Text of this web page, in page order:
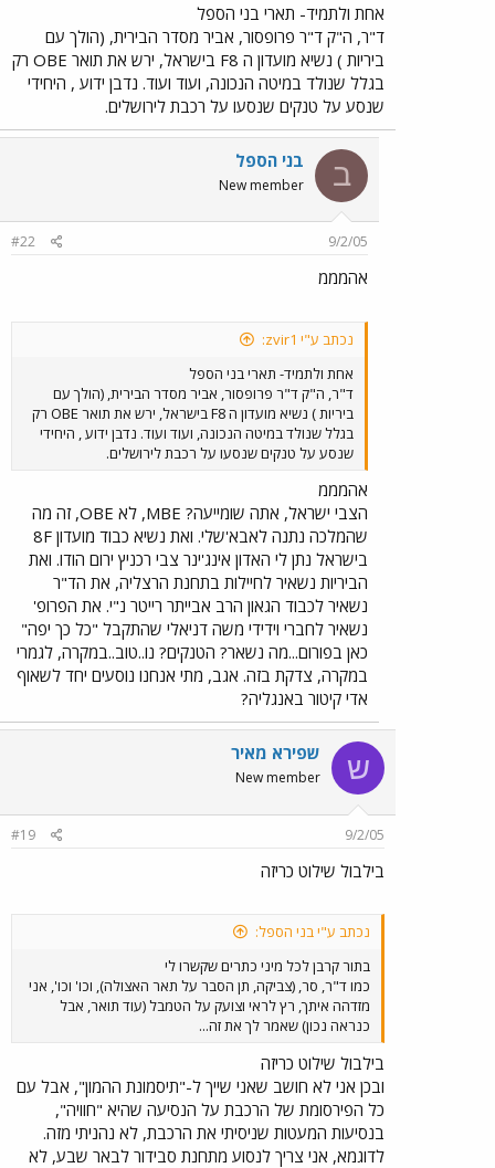
אחת ולתמיד- תארי בני הספל
ד"ר, ה"ק ד"ר פרופסור, אביר מסדר הבירית, (הולך עם
ביריות ) נשיא מועדון ה F8 בישראל, ירש את תואר OBE רק
בגלל שנולד במיטה הנכונה, ועוד ועוד. נדבן ידוע , היחידי
שנסע על טנקים שנסעו על רכבת לירושלים.
ב בני הספל
New member
9/2/05
#22
אהמממ
נכתב ע"י zvir1:
אחת ולתמיד- תארי בני הספל
ד"ר, ה"ק ד"ר פרופסור, אביר מסדר הבירית, (הולך עם
ביריות ) נשיא מועדון ה F8 בישראל, ירש את תואר OBE רק
בגלל שנולד במיטה הנכונה, ועוד ועוד. נדבן ידוע , היחידי
שנסע על טנקים שנסעו על רכבת לירושלים.
אהמממ
הצבי ישראל, אתה שומייעה? MBE, לא OBE, זה מה
שהמלכה נתנה לאבא'שלי. ואת נשיא כבוד מועדון 8F
בישראל נתן לי האדון אינג'ינר צבי רכניץ ירום הודו. ואת
הביריות נשאיר לחיילות בתחנת הרצליה, את הד"ר
נשאיר לכבוד הגאון הרב אבייתר רייטר נ"י. את הפרופ'
נשאיר לחברי וידידי משה דניאלי שהתקבל "כל כך יפה"
כאן בפורום...מה נשאר? הטנקים? נו..טוב..במקרה, לגמרי
במקרה, צדקת בזה. אגב, מתי אנחנו נוסעים יחד לשאוף
אדי קיטור באנגליה?
ש שפירא מאיר
New member
9/2/05
#19
בילבול שילוט כריזה
נכתב ע"י בני הספל:
בתור קרבן לכל מיני כתרים שקשרו לי
כמו ד"ר, סר, (צביקה, תן הסבר על תאר האצולה), וכו' וכו', אני
מזדהה איתך, רץ לראי וצועק על הטמבל (עוד תואר, אבל
כנראה נכון) שאמר לך את זה...
בילבול שילוט כריזה
ובכן אני לא חושב שאני שייך ל-"תיסמונת ההמון", אבל עם
כל הפירסומת של הרכבת על הנסיעה שהיא "חוויה",
בנסיעות המעטות שניסיתי את הרכבת, לא נהניתי מזה.
לדוגמא, אני צריך לנסוע מתחנת סבידור לבאר שבע, לא